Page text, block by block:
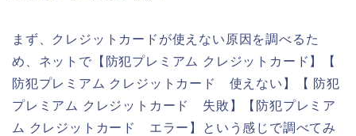
まず、クレジットカードが使えない原因を調べるた
め、ネットで【防犯プレミアム クレジットカード】【
防犯プレミアム クレジットカード 使えない】【 防犯
プレミアム クレジットカード 失敗】【防犯プレミア
ム クレジットカード エラー】という感じで調べてみ